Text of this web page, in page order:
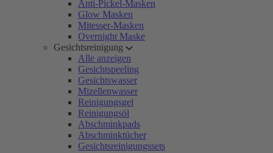
Anti-Pickel-Masken
Glow Masken
Mitesser-Masken
Overnight Maske
Gesichtsreinigung
Alle anzeigen
Gesichtspeeling
Gesichtswasser
Mizellenwasser
Reinigungsgel
Reinigungsöl
Abschminkpads
Abschminktücher
Gesichtsreinigungssets